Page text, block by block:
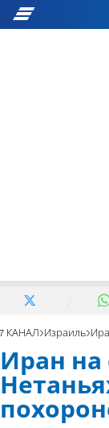
7 КАНАЛ Израиль Иран
Иран на